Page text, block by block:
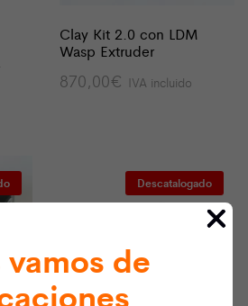
Clay Kit 2.0 con LDM
Wasp Extruder
870,00€ IVA incluido
Descatalogado
vamos de